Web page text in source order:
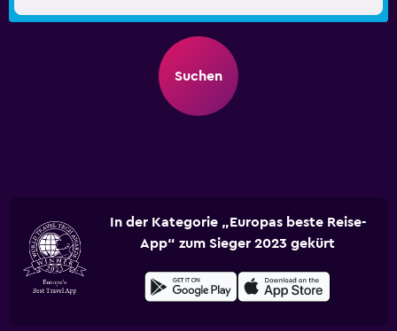
Suchen
In der Kategorie „Europas beste Reise-
App“ zum Sieger 2023 gekürt